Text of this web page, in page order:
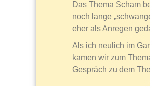
Das Thema Scham
noch lange
eher als Anregen
Als ich neulich im
kamen wir zum
Gespräch zu dem